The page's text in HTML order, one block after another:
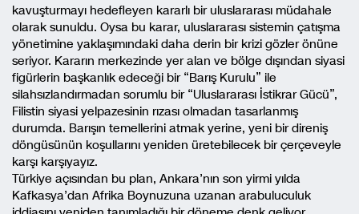
kavuşturmayı hedefleyen kararlı bir uluslararası müdahale
olarak sunuldu. Oysa bu karar, uluslararası sistemin çatışma
yönetimine yaklaşımındaki daha derin bir krizi gözler önüne
seriyor. Kararın merkezinde yer alan ve bölge dışından siyasi
figürlerin başkanlık edeceği bir “Barış Kurulu” ile
silahsızlandırmadan sorumlu bir “Uluslararası İstikrar Gücü”,
Filistin siyasi yelpazesinin rızası olmadan tasarlanmış
durumda. Barışın temellerini atmak yerine, yeni bir direniş
döngüsünün koşullarını yeniden üretebilecek bir çerçeveyle
karşı karşıyayız.
Türkiye açısından bu plan, Ankara’nın son yirmi yılda
Kafkasya’dan Afrika Boynuzuna uzanan arabuluculuk